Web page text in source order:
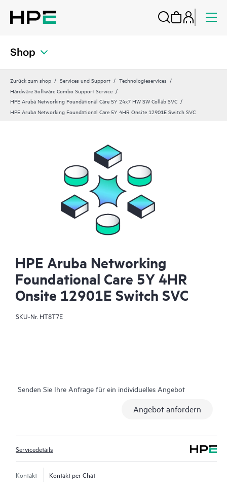
Shop
Zurück zum shop Services und Support
Technologieservices
Hardware Software Combo Support Service
HPE Aruba Networking Foundational Care 5Y 24x7 HW SW Collab SVC
HPE Aruba Networking Foundational Care 5Y 4HR Onsite 12901E Switch SVC
HPE Aruba Networking
Foundational Care 5Y 4HR
Onsite 12901E Switch SVC
SKU-Nr. HT8T7E
Senden Sie Ihre Anfrage für ein individuelles Angebot
Angebot anfordern
Servicedetails
Kontakt Kontakt per Chat